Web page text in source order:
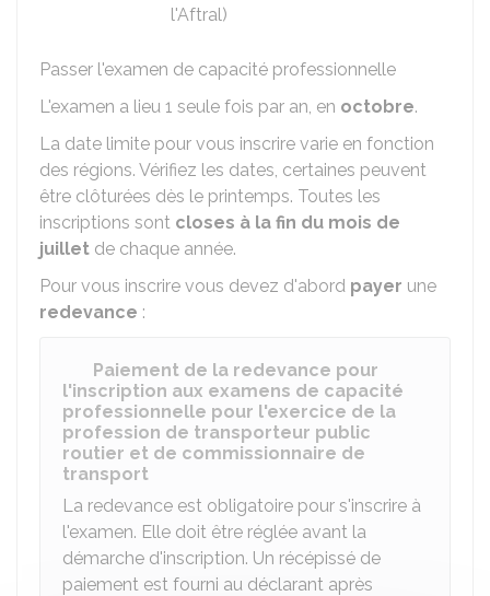
l'Aftral)
Passer l'examen de capacité professionnelle
L'examen a lieu 1 seule fois par an, en octobre.
La date limite pour vous inscrire varie en fonction
des régions. Vérifiez les dates, certaines peuvent
être clôturées dès le printemps. Toutes les
inscriptions sont closes à la fin du mois de
juillet de chaque année.
Pour vous inscrire vous devez d'abord payer une
redevance :
Paiement de la redevance pour
l'inscription aux examens de capacité
professionnelle pour l'exercice de la
profession de transporteur public
routier et de commissionnaire de
transport
La redevance est obligatoire pour s'inscrire à
l'examen. Elle doit être réglée avant la
démarche d'inscription. Un récépissé de
paiement est fourni au déclarant après